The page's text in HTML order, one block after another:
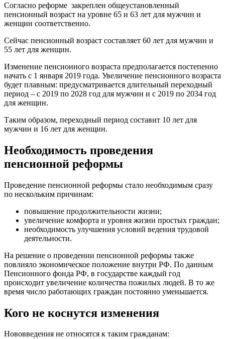
Согласно реформе закреплен общеустановленный
пенсионный возраст на уровне 65 и 63 лет для мужчин и
женщин соответственно.
Сейчас пенсионный возраст составляет 60 лет для мужчин и
55 лет для женщин.
Изменение пенсионного возраста предполагается постепенно
начать с 1 января 2019 года. Увеличение пенсионного возраста
будет плавным: предусматривается длительный переходный
период – с 2019 по 2028 год для мужчин и с 2019 по 2034 год
для женщин.
Таким образом, переходный период составит 10 лет для
мужчин и 16 лет для женщин.
Необходимость проведения
пенсионной реформы
Проведение пенсионной реформы стало необходимым сразу
по нескольким причинам:
повышение продолжительности жизни;
увеличение комфорта и уровня жизни простых граждан;
необходимость улучшения условий ведения трудовой
деятельности.
На решение о проведении пенсионной реформы также
повлияло экономическое положение внутри РФ. По данным
Пенсионного фонда РФ, в государстве каждый год
происходит увеличение количества пожилых людей. В то же
время число работающих граждан постоянно уменьшается.
Кого не коснутся изменения
Нововведения не относятся к таким гражданам: